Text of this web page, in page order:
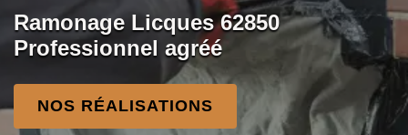
Ramonage Licques 62850
Professionnel agréé
NOS RÉALISATIONS